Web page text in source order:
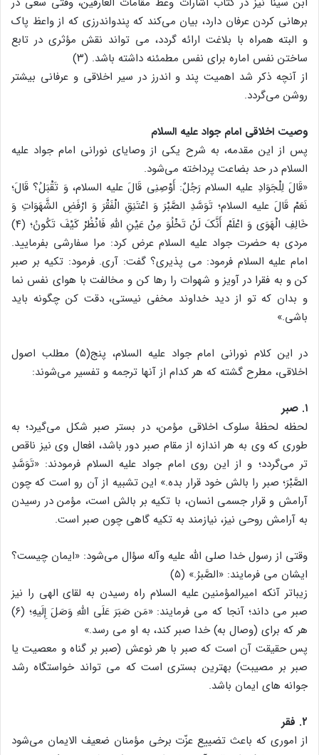
برهانی کردن عرفان دارد، بیان می‌کند که پندواندرزی که از واعظ پاک
و البته همراه با بلاغت ارائه گردد، می تواند نقش مؤثری در تابع
ساختن نفس اماره برای نفس مطمئنه داشته باشد. (۳)
از آنچه ذکر شد اهمیت پند و اندرز در سیر اخلاقی و عرفانی بیشتر
روشن می‌گردد.
وصیت اخلاقی امام جواد علیه السلام
پس از این مقدمه، به شرح یکی از وصایای نورانی امام جواد علیه
السلام در حد بضاعت پرداخته می‌شود.
«قَالَ لِلْجَوَادِ علیه السلام رَجُلٌ: أَوْصِنِی قَالَ علیه السلام، وَ تَقْبَلُ؟ قَالَ؛
نَعَمْ قَالَ علیه السلام؛ تَوَسَّدِ الصَّبْرَ وَ اعْتَنِقِ الْفَقْرَ وَ ارْفَضِ الشَّهَوَاتِ وَ
خَالِفِ الْهَوَى وَ اعْلَمْ أَنَّکَ لَنْ تَخْلُوَ مِنْ عَیْنِ اللَّهِ فَانْظُرْ کَیْفَ تَکُونُ؛ (۴)
مردی به حضرت جواد علیه السلام عرض کرد: مرا سفارشی بفرمایید.
امام علیه السلام فرمود: می پذیری؟ گفت: آری. فرمود: تکیه بر صبر
کن و به فقرا در آویز و شهوات را رها کن و مخالفت با هوای نفس نما
و بدان که تو از دید خداوند مخفی نیستی، دقت کن چگونه باید
باشی.»
در این کلام نورانی امام جواد علیه السلام، پنج(۵) مطلب اصول
اخلاقی، مطرح گشته که هر کدام از آنها ترجمه و تفسیر می‌شوند:
۱. صبر
لحظه لحظۀ سلوک اخلاقی مؤمن، در بستر صبر شکل می‌گیرد؛ به
طوری که وی به هر اندازه از مقام صبر دور باشد، افعال وی نیز ناقص
تر می‌گردد؛ و از این روی امام جواد علیه السلام فرمودند: «تَوَسَّدِ
الصَّبْرَ؛ صبر را بالش خود قرار بده.» این تشبیه از آن رو است که چون
آرامش و قرار جسمی انسان، با تکیه بر بالش است، مؤمن در رسیدن
به آرامش روحی نیز، نیازمند به تکیه گاهی چون صبر است.
وقتی از رسول خدا صلی الله علیه وآله سؤال می‌شود: «ایمان چیست؟
ایشان می فرمایند: «الصَّبرُ.» (۵)
زیباتر آنکه امیرالمؤمنین علیه السلام راه رسیدن به لقای الهی را نیز
صبر می داند؛ آنجا که می فرمایند: «مَن صَبَرَ عَلَی اللهِ وَصَلَ إِلَیهِ؛ (۶)
هر که برای (وصال به) خدا صبر کند، به او می رسد.»
پس حقیقت آن است که صبر با هر نوعش (صبر بر گناه و معصیت یا
صبر بر مصیبت) بهترین بستری است که می تواند خواستگاه رشد
جوانه های ایمان باشد.
۲. فقر
از اموری که باعث تضییع عزّت برخی مؤمنان ضعیف الایمان می‌شود